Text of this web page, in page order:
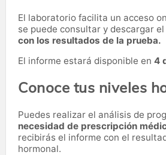
El laboratorio facilita un acceso
se puede consultar y descargar el
con los resultados de la prueba.
El informe estará disponible en 4
Conoce tus niveles
Puedes realizar el análisis de
necesidad de prescripción
recibirás el informe con el
hormonal.